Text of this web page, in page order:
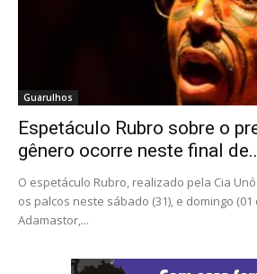
Guarulhos
Espetáculo Rubro sobre o
gênero ocorre neste final
O espetáculo Rubro, realizado pela Cia
os palcos neste sábado (31), e domingo
Adamastor,...